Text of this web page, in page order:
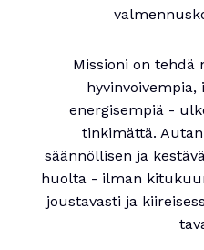
Missioni on tehdä
energisempiä -
tinkimättä.
säännöllisen ja
huolta - ilman
joustavasti ja